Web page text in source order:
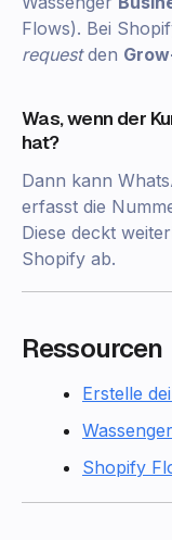
Flows). Bei
requestden
Was, wenn der
hat?
Dann kann
erfasst die
Diese deckt
Shopify ab.
Ressourcen
Erstelle
Shopify